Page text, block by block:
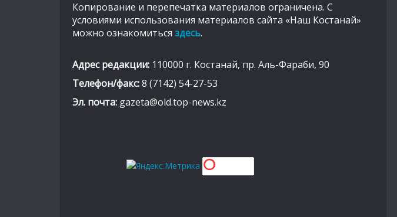
Копирование и перепечатка материалов ограничена. С
условиями использования материалов сайта «Наш Костанай»
можно ознакомиться здесь.
Адрес редакции: 110000 г. Костанай, пр. Аль-Фараби, 90
Телефон/факс:8 (7142) 54-27-53
Эл. почта: gazeta@old.top-news.kz